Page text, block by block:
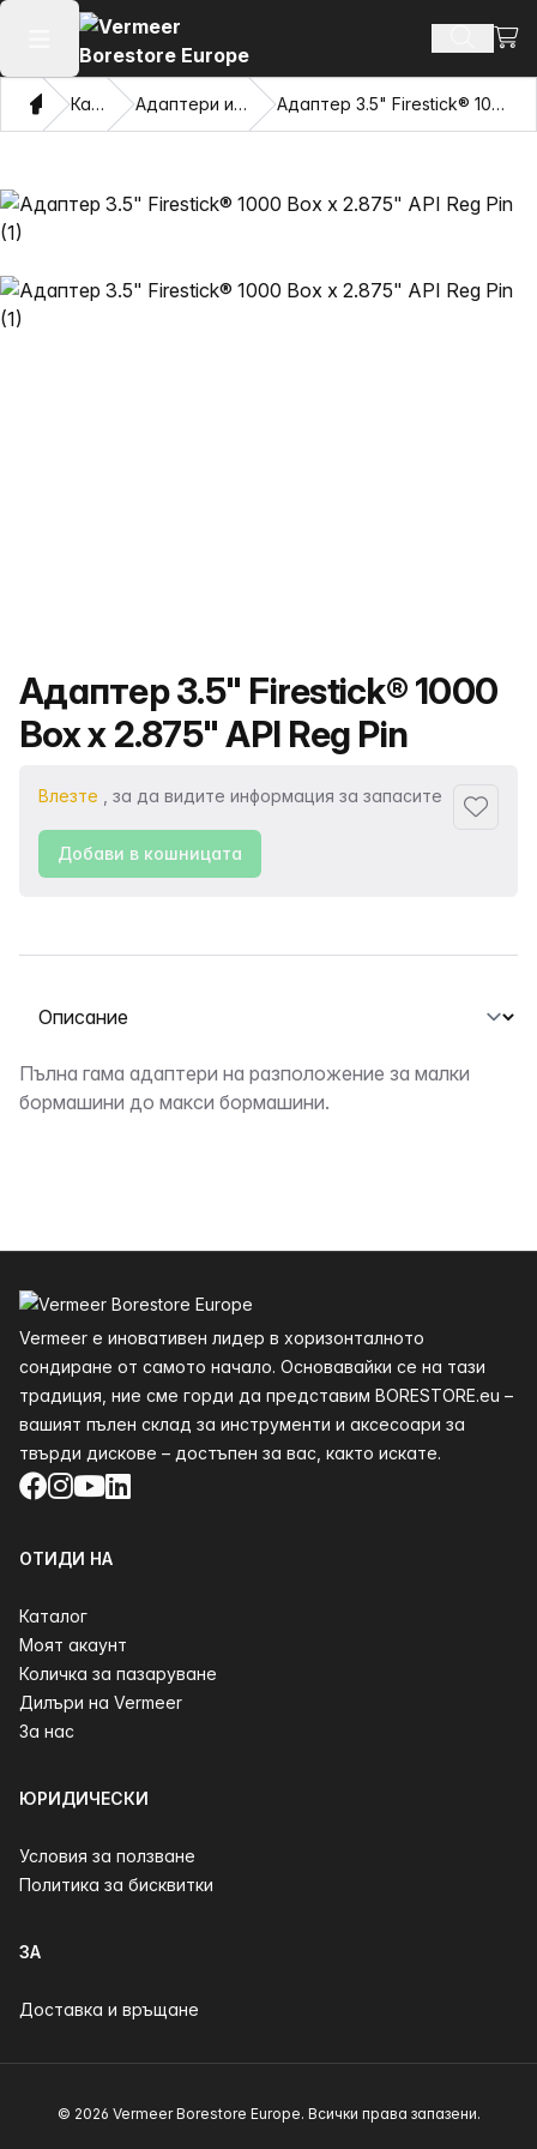
Отваряне на главното меню
ДомКаталог Адаптери и дърпащи очи Адаптер 3.5" Firestick® 1000 Box x 2.875" API Reg Pin
Име на продукта
Адаптер 3.5" Firestick® 1000
Box x 2.875" API Reg Pin
Влезте , за да видите информация за запасите
Добави в кошницата
Избор на раздел
Описание
Пълна гама адаптери на разположение за малки
бормашини до макси бормашини.
Vermeer е иновативен лидер в хоризонталното
сондиране от самото начало. Основавайки се на тази
традиция, ние сме горди да представим BORESTORE.eu –
вашият пълен склад за инструменти и аксесоари за
твърди дискове – достъпен за вас, както искате.
Facebook
Instagram
YouTube
LinkedIn
ОТИДИ НА
Каталог
Моят акаунт
Количка за пазаруване
Дилъри на Vermeer
За нас
ЮРИДИЧЕСКИ
Условия за ползване
Политика за бисквитки
ЗА
Доставка и връщане
© 2026 Vermeer Borestore Europe. Всички права запазени.